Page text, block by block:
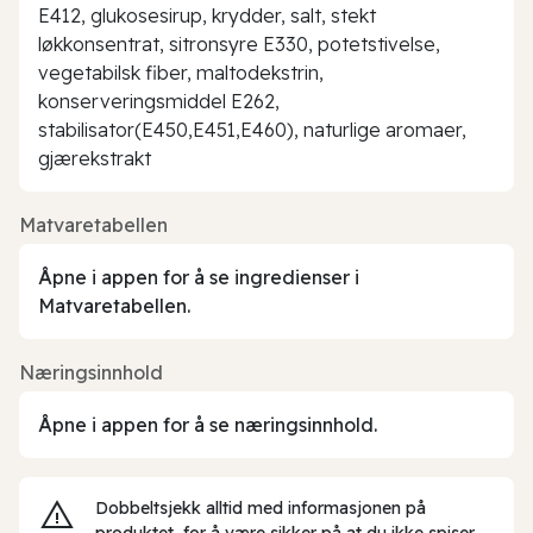
E412, glukosesirup, krydder, salt, stekt
løkkonsentrat, sitronsyre E330, potetstivelse,
vegetabilsk fiber, maltodekstrin,
konserveringsmiddel E262,
stabilisator(E450,E451,E460), naturlige aromaer,
gjærekstrakt
Matvaretabellen
Åpne i appen for å se ingredienser i
Matvaretabellen.
Næringsinnhold
Åpne i appen for å se næringsinnhold.
Dobbeltsjekk alltid med informasjonen på